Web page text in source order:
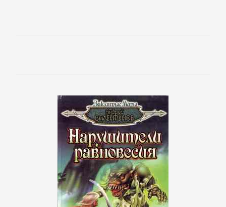
детективы
Полицейские
Современные
детективы
Шпионские
детективы